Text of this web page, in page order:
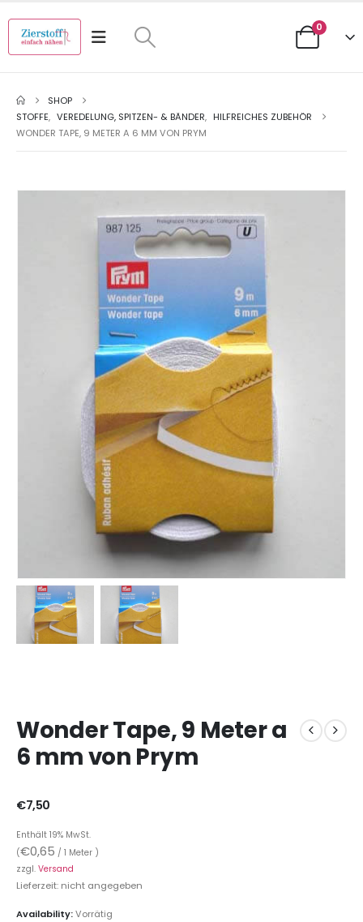
0
SHOP
STOFFE, VEREDELUNG, SPITZEN- & BÄNDER, HILFREICHES ZUBEHÖR
WONDER TAPE, 9 METER A 6 MM VON PRYM
Wonder Tape, 9 Meter a
6 mm von Prym
€7,50
Enthält 19% MwSt.
(€0,65 / 1 Meter )
zzgl. Versand
Lieferzeit: nicht angegeben
Availability:Vorrätig